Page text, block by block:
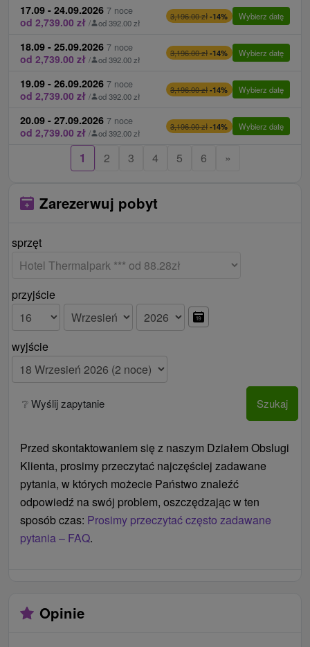
podatek lokalny 2 € / osoba / noc
wcześniejsze zameldowanie od godz. 11:00 /
późne wymeldowanie do godz. 16:00 za
opłatą 30 € / izba, bez względu na rodzaj
zakwaterowania (tylko dostępna przepustowość)
Ceny - Informacje
Pensjonat - liczba noclegów w sezonie wysokim
min. 2 noce (ważne w 2025 r.).
Internet:WiFi w całym hotelu bezpłatnie.
Zwierzęta:Zwierzęta nie są akceptowane.
17.09 - 24.09.2026 7 noce
od 2,739.00 zł / od 392.00 zł
3,196.00 zł-14% Wybierz datę
18.09 - 25.09.2026 7 noce
od 2,739.00 zł / od 392.00 zł
3,196.00 zł-14% Wybierz datę
19.09 - 26.09.2026 7 noce
od 2,739.00 zł / od 392.00 zł
3,196.00 zł-14% Wybierz datę
20.09 - 27.09.2026 7 noce
od 2,739.00 zł / od 392.00 zł
3,196.00 zł-14% Wybierz datę
1 2 3 4 5 6 »
Zarezerwuj pobyt
sprzęt
przyjście
wyjście
❔ Wyślij zapytanie Szukaj
Przed skontaktowaniem się z naszym Działem Obslugi
Klienta, prosimy przeczytać najczęściej zadawane
pytania, w których możecie Państwo znaleźć
odpowiedź na swój problem, oszczędzając w ten
sposób czas: Prosimy przeczytać często zadawane
pytania – FAQ.
Opinie